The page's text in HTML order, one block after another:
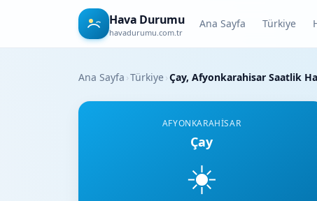
Hava Durumu
havadurumu.com.tr
Ana Sayfa Türkiye
Ana Sayfa ›Türkiye›Çay, Afyonkarahisar Saatlik
AFYONKARAHISAR
Çay
☀️